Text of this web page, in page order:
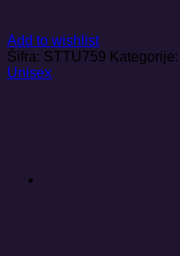
Add to wishlist
Šifra: STTU759 Kategorije:
Unisex